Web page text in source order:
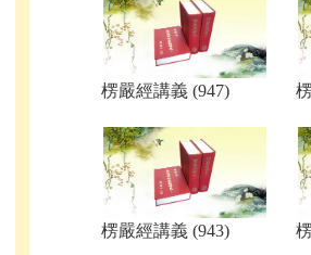
楞嚴經講義 (947)
楞嚴經講義 (943)